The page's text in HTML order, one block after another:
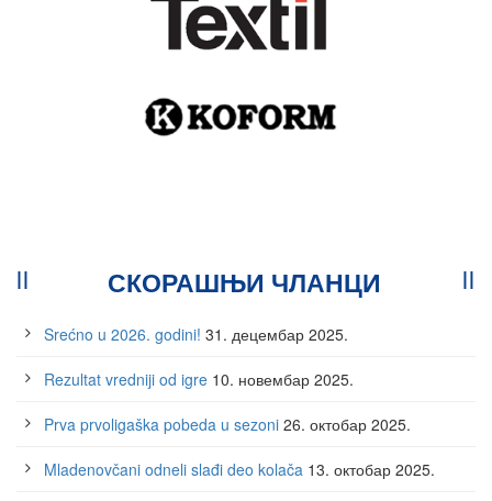
СКОРАШЊИ ЧЛАНЦИ
Srećno u 2026. godini! 31. децембар 2025.
Rezultat vredniji od igre 10. новембар 2025.
Prva prvoligaška pobeda u sezoni 26. октобар 2025.
Mladenovčani odneli slađi deo kolača 13. октобар 2025.